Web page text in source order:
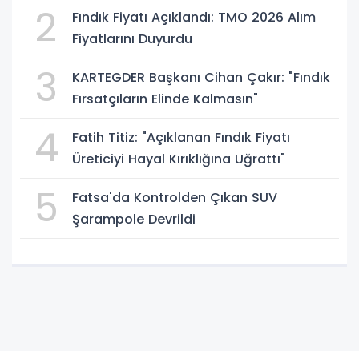
2
Fındık Fiyatı Açıklandı: TMO 2026 Alım
Fiyatlarını Duyurdu
3
KARTEGDER Başkanı Cihan Çakır: "Fındık
Fırsatçıların Elinde Kalmasın"
4
Fatih Titiz: "Açıklanan Fındık Fiyatı
Üreticiyi Hayal Kırıklığına Uğrattı"
5
Fatsa'da Kontrolden Çıkan SUV
Şarampole Devrildi